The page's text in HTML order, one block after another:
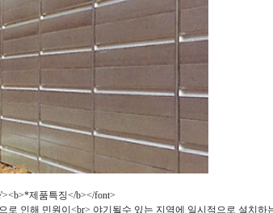
제품특징</b></font>
인해 민원이<br> 야기될수 있는 지역에 일시적으로 설치하